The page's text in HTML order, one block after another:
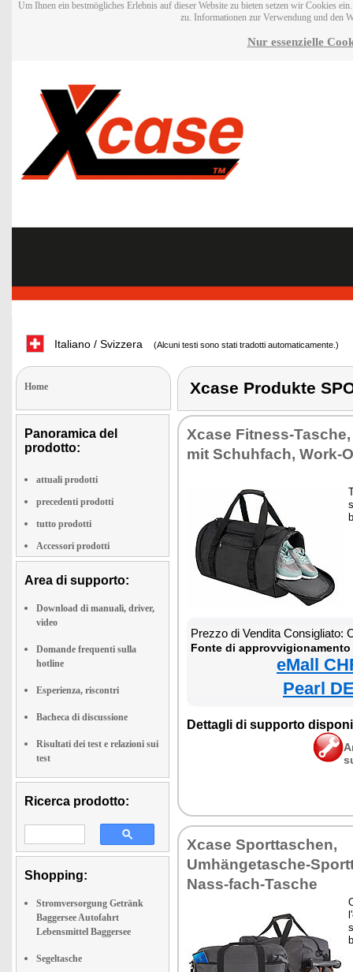
Um Ihnen ein bestmögliches Erlebnis auf dieser Website zu bieten setzen wir Cookies
zu. Informationen zur Verwendung und den
Nur essenzielle
Italiano / Svizzera (Alcuni testi sono stati tradotti automaticamente.)
Home
Panoramica del
prodotto:
attuali prodotti
precedenti prodotti
tutto prodotti
Accessori prodotti
Area di supporto:
Download di manuali, driver,
video
Domande frequenti sulla
hotline
Esperienza, riscontri
Bacheca di discussione
Risultati dei test e relazioni sui
test
Ricerca prodotto:
Shopping:
Stromversorgung Getränk
Baggersee Autofahrt
Lebensmittel Baggersee
Segeltasche
Xcase Produkte
Xcase Fitness-
mit Schuhfach, Work-
Prezzo di Vendita Consigliato:
Fonte di
eMall
Pearl
Dettagli di supporto
Xcase Sporttaschen,
Umhängetasche-
Nass-fach-Tasche